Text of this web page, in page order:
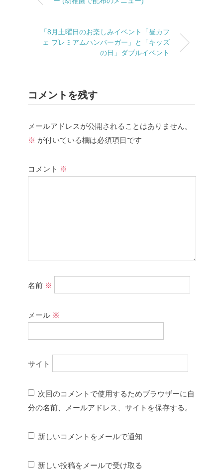
「8月土曜日のお楽しみイベント「昼カフ
ェ プレミアムハンバーガー」と「キッズ
の日」ダブルイベント
コメントを残す
メールアドレスが公開されることはありません。
※ が付いている欄は必須項目です
コメント ※
名前 ※
メール ※
サイト
次回のコメントで使用するためブラウザーに自
分の名前、メールアドレス、サイトを保存する。
新しいコメントをメールで通知
新しい投稿をメールで受け取る